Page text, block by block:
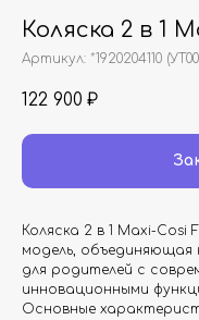
Коляска 2 в 1
Артикул: *1920204110
122 900 ₽
Коляска 2 в 1 Maxi-
модель,
для родителей с
инновационными
Основные